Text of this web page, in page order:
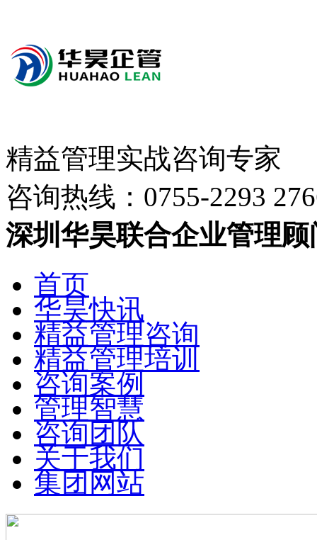
精益管理实战咨询专家
咨询热线： 0755-2293
深圳华昊联合企业管理
首页
华昊快讯
精益管理咨询
精益管理培训
咨询案例
管理智慧
咨询团队
关于我们
集团网站